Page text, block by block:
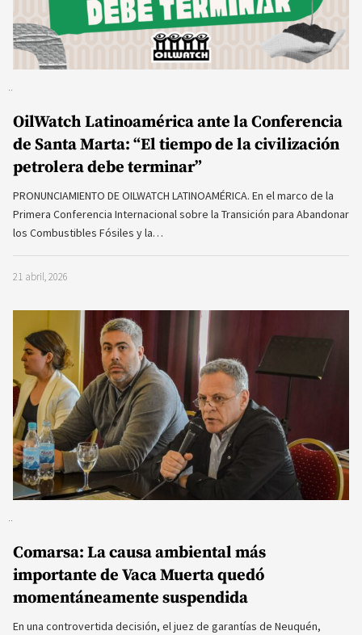
OilWatch Latinoamérica ante la Conferencia
de Santa Marta: “El tiempo de la civilización
petrolera debe terminar”
PRONUNCIAMIENTO DE OILWATCH LATINOAMÉRICA. En el marco de la
Primera Conferencia Internacional sobre la Transición para Abandonar
los Combustibles Fósiles y la…
21 abril, 2026
Comarsa: La causa ambiental más
importante de Vaca Muerta quedó
momentáneamente suspendida
En una controvertida decisión, el juez de garantías de Neuquén,